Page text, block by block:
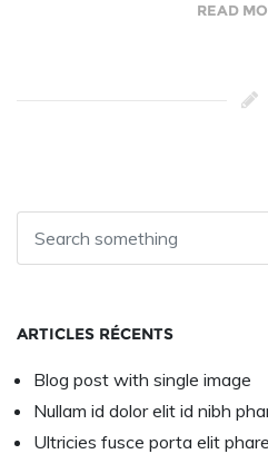
READ
ARTICLES RÉCENTS
Blog post with single image
Nullam id dolor elit id nibh
Ultricies fusce porta elit